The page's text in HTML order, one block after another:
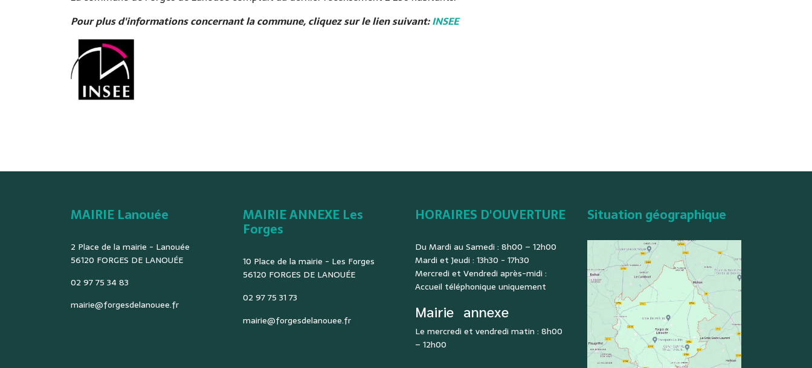
Pour plus d'informations concernant la commune, cliquez sur le lien suivant:INSEE
MAIRIE Lanouée
2 Place de la mairie - Lanouée
56120 FORGES DE LANOUÉE
02 97 75 34 83
mairie@forgesdelanouee.fr
MAIRIE ANNEXE Les
Forges
10 Place de la mairie - Les Forges
56120 FORGES DE LANOUÉE
02 97 75 31 73
mairie@forgesdelanouee.fr
HORAIRES D'OUVERTURE
Du Mardi au Samedi : 8h00 – 12h00
Mardi et Jeudi : 13h30 - 17h30
Mercredi et Vendredi après-midi :
Accueil téléphonique uniquement
Mairie annexe
Le mercredi et vendredi matin : 8h00
– 12h00
Situation géographique